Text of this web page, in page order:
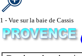
1 - Vue sur la baie de Cassis